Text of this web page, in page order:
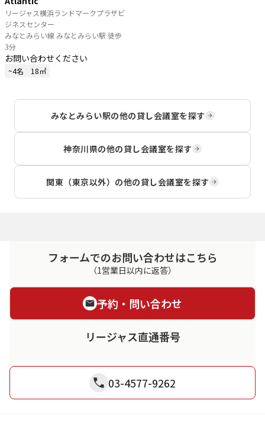
リージャス横浜ランドマークプラザビ
ジネスセンター
みなとみらい線 みなとみらい駅 徒歩
3分
お問い合わせください
~4名 18㎡
みなとみらい駅の他の貸し会議室を探す
神奈川県の他の貸し会議室を探す
関東（東京以外） の他の貸し会議室を探す
フォームでのお問い合わせはこちら
（1営業日以内に返答）
予約・問い合わせ
リージャス直通番号
03-4577-9262